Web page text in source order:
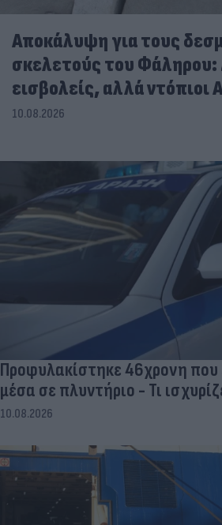
Αποκάλυψη για τους
σκελετούς του Φάληρου:
εισβολείς, αλλά ντόπιοι
10.08.2026
Προφυλακίστηκε 46χρονη που
μέσα σε πλυντήριο - Τι
10.08.2026